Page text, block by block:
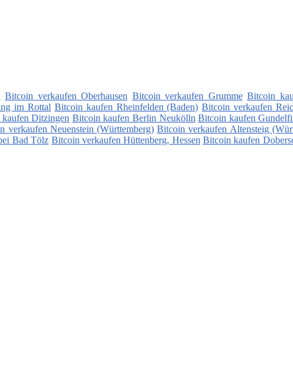
Bitcoin verkaufen Oberhausen Bitcoin verkaufen Grumme Bitcoin
im Rottal Bitcoin kaufen Rheinfelden (Baden) Bitcoin verkaufen
Ditzingen Bitcoin kaufen Berlin Neukölln Bitcoin kaufen
verkaufen Neuenstein (Württemberg) Bitcoin verkaufen Altensteig
Bad Tölz Bitcoin verkaufen Hüttenberg, Hessen Bitcoin kaufen